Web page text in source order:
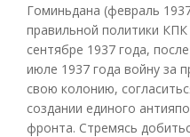
Гоминьдана (февраль
правильной политики
сентябре 1937 года,
июле 1937 года войну за
свою колонию,
создании единого
фронта. Стремясь